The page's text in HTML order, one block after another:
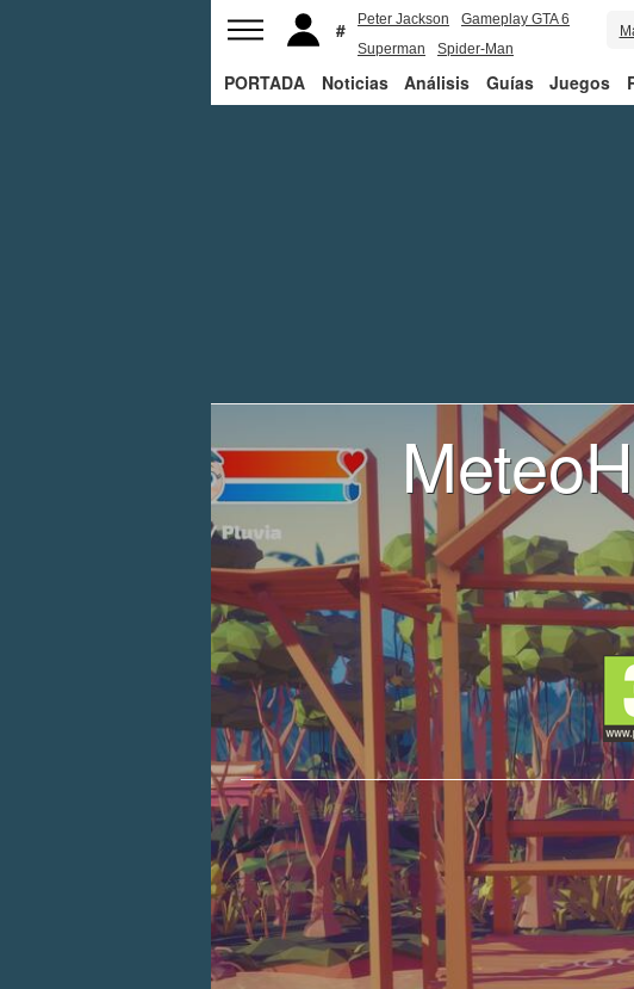
Peter Jackson
Gameplay GTA 6
Superman
Spider-Man
PORTADA Noticias Análisis Guías Juegos